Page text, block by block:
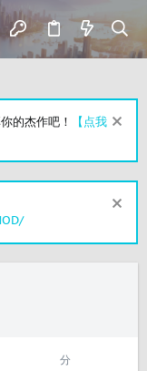
的杰作吧！
【点我
分